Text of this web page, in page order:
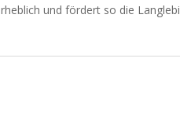
und fördert so die